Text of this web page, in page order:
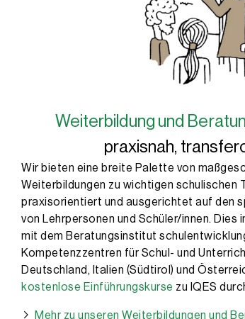
Weiterbildung und
praxisnah,
Wir bieten eine breite Palette von
Weiterbildungen zu wichtigen schulischen
praxisorientiert und ausgerichtet auf den
von Lehrpersonen und Schüler/innen. Dies
mit dem Beratungsinstitut
Kompetenzzentren für Schul- und
Deutschland, Italien (Südtirol) und
kostenlose Einführungskurse zu IQES
Mehr zu unseren Weiterbildungen und